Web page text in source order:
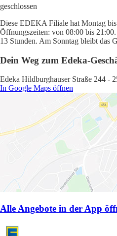
geschlossen
Diese EDEKA Filiale hat Montag bis
Öffnungszeiten: von 08:00 bis
13 Stunden. Am Sonntag bleibt das
Dein Weg zum Edeka-
Edeka Hildburghauser Straße 244 -
In Google Maps öffnen
Alle Angebote in der App